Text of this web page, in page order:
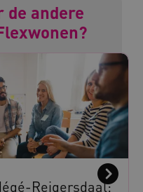
de andere
Reigersdaal:
Inc.
Policy